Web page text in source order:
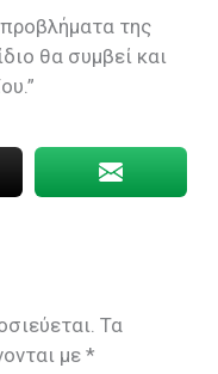
της
θα συμβεί και
Τα
με*